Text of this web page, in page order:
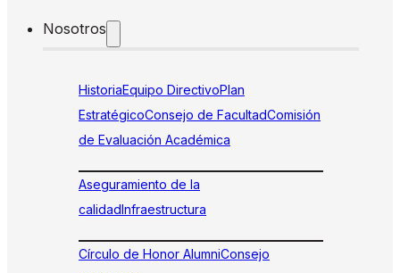
Nosotros
HistoriaEquipo DirectivoPlan
EstratégicoConsejo de FacultadComisión
de Evaluación Académica
Aseguramiento de la
calidadInfraestructura
Círculo de Honor AlumniConsejo